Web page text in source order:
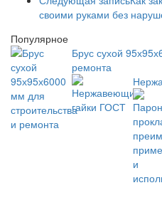
своими руками без
Популярное
Брус сухой
ремонта